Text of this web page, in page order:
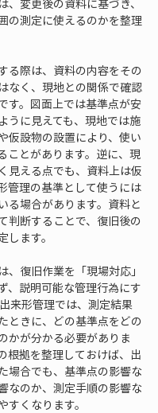
、変更後の資料に基づき、
の測定に使えるのかを整理
る際は、資料の内容をその
なく、現地との関係で確認
す。図面上では基準点が安
うに見えても、現地では施
仮設物の設置により、使い
ことがあります。逆に、現
見える点でも、資料上は仮
管理の基準として使うには
る場合があります。資料と
判断することで、復旧後の
します。
、復旧作業を「現場対応」
、説明可能な管理行為にす
来形管理では、測定結果
ときに、どの基準点をどの
かが分かる必要がありま
根拠を整理しておけば、出
場合でも、基準点の影響な
なのか、測定手順の影響な
すくなります。